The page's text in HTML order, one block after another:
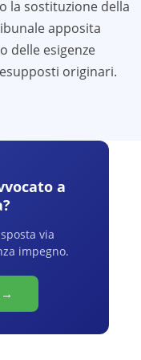
la sostituzione della
apposita
delle esigenze
originari.
a
?
via
impegno.
→